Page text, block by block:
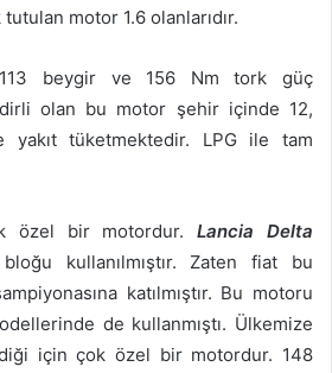
motor 1.6 olanlarıdır.
113 beygir ve 156 Nm tork güç
olan bu motor şehir içinde 12,
yakıt tüketmektedir. LPG ile tam
özel bir motordur.Lancia Delta
kullanılmıştır. Zaten fiat bu
katılmıştır. Bu motoru
de kullanmıştı. Ülkemize
için çok özel bir motordur. 148